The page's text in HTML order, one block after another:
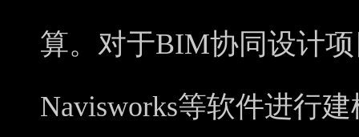
算。对于BIM协同设计
Navisworks等软件进行